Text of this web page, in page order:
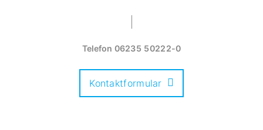
Telefon 06235 50222-0
Kontaktformular